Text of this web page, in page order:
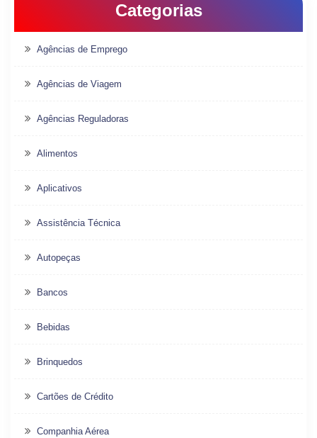
Categorias
Agências de Emprego
Agências de Viagem
Agências Reguladoras
Alimentos
Aplicativos
Assistência Técnica
Autopeças
Bancos
Bebidas
Brinquedos
Cartões de Crédito
Companhia Aérea